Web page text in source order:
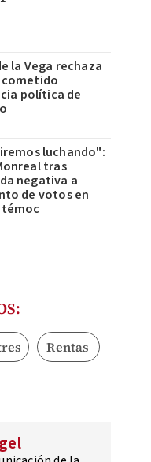
la Vega rechaza
cometido
política de
luchando":
tras
negativa a
de votos en
Rentas